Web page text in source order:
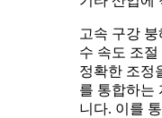
고속 구강
수 속도 조
정확한 조정
를 통합하는
니다. 이를